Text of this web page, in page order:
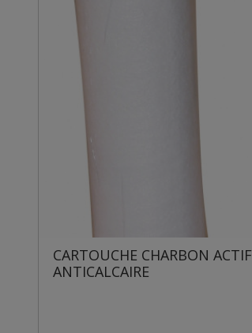
CARTOUCHE CHARBON ACTIF
ANTICALCAIRE